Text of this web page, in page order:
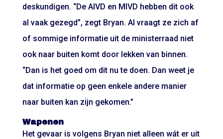
deskundigen. “De AIVD en MIVD hebben dit ook
al vaak gezegd”, zegt Bryan. Al vraagt ze zich af
of sommige informatie uit de ministerraad niet
ook naar buiten komt door lekken van binnen.
“Dan is het goed om dit nu te doen. Dan weet je
dat informatie op geen enkele andere manier
naar buiten kan zijn gekomen.”
Wapenen
Het gevaar is volgens Bryan niet alleen wát er uit